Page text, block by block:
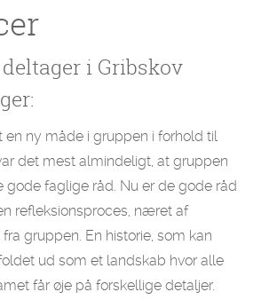
i Gribskov
en ny måde i gruppen i forhold til
det mest almindeligt, at gruppen
gode faglige råd. Nu er de gode råd
refleksionsproces, næret af
gruppen. En historie, som kan
ud som et landskab hvor alle
får øje på forskellige detaljer.